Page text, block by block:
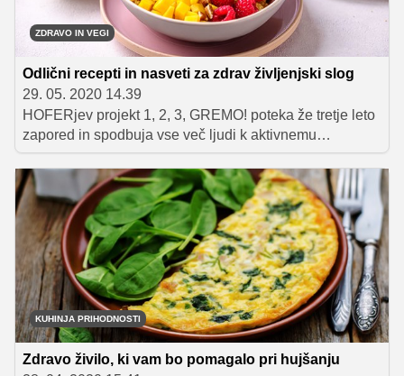
ZDRAVO IN VEGI
Odlični recepti in nasveti za zdrav življenjski slog
29. 05. 2020 14.39
HOFERjev projekt 1, 2, 3, GREMO! poteka že tretje leto
zapored in spodbuja vse več ljudi k aktivnemu
življenjskemu slogu. Telesno vadbo mora seveda
spremljati tudi zdrava prehrana, ki nam pomaga tako pri
pripravi na vadbo kot pri regeneraciji telesa po njej.
Mojca Cepuš, mednarodno certificirana nutricistka, ki je
v okviru projekta pripravila celovit program
prehranjevanja, nam je podala nekaj ključnih nasvetov,
ki jih moramo pri pri pripravi zdravega in
uravnoteženega jedilnika upoštevati.
KUHINJA PRIHODNOSTI
Zdravo živilo, ki vam bo pomagalo pri hujšanju